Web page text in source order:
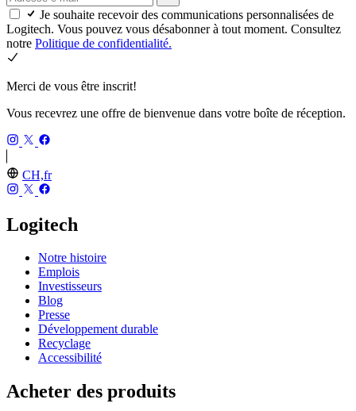
Je souhaite recevoir des communications personnalisées de
Logitech. Vous pouvez vous désabonner à tout moment. Consultez
notre Politique de confidentialité.
Merci de vous être inscrit!
Vous recevrez une offre de bienvenue dans votre boîte de réception.
CH,fr
Logitech
Notre histoire
Emplois
Investisseurs
Blog
Presse
Développement durable
Recyclage
Accessibilité
Acheter des produits